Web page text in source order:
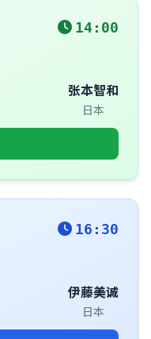
14:00
张本智和
日本
16:30
伊藤美诚
日本